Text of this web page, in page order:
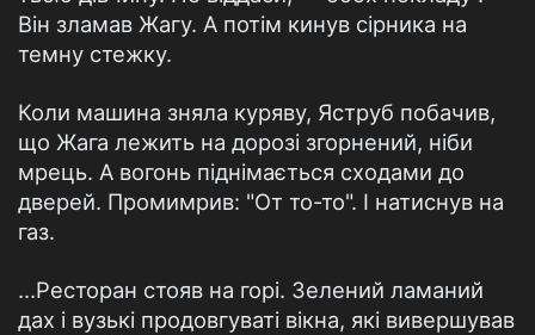
Він зламав Жагу. А потім кинув сірника на
темну стежку.
Коли машина зняла куряву, Яструб побачив,
що Жага лежить на дорозі згорнений, ніби
мрець. А вогонь піднімається сходами до
дверей. Промимрив: "От то-то". І натиснув на
газ.
…Ресторан стояв на горі. Зелений ламаний
дах і вузькі продовгуваті вікна, які вивершував